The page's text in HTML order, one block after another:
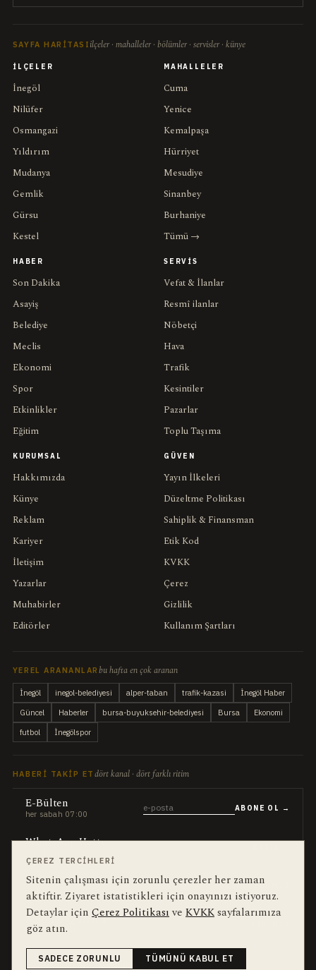
SAYFA HARITASI ilçeler · mahalleler · bölümler · servisler · künye
İLÇELER
İnegöl
Nilüfer
Osmangazi
Yıldırım
Mudanya
Gemlik
Gürsu
Kestel
MAHALLELER
Cuma
Yenice
Kemalpaşa
Hürriyet
Mesudiye
Sinanbey
Burhaniye
Tümü →
HABER
Son Dakika
Asayiş
Belediye
Meclis
Ekonomi
Spor
Etkinlikler
Eğitim
SERVIS
Vefat & İlanlar
Resmî ilanlar
Nöbetçi
Hava
Trafik
Kesintiler
Pazarlar
Toplu Taşıma
KURUMSAL
Hakkımızda
Künye
Reklam
Kariyer
İletişim
Yazarlar
Muhabirler
Editörler
GÜVEN
Yayın İlkeleri
Düzeltme Politikası
Sahiplik & Finansman
Etik Kod
KVKK
Çerez
Gizlilik
Kullanım Şartları
YEREL ARANANLAR bu hafta en çok aranan
İnegöl inegol-belediyesi alper-taban trafik-kazasi
İnegöl Haber
Güncel
Haberler bursa-buyuksehir-belediyesi Bursa
Ekonomi
futbol
İnegölspor
HABERI TAKIP ETdört kanal · dört farklı ritim
E-Bülten
her sabah 07:00
ABONE OL →
WhatsApp Hattı
Push Bildirim
sadece önemliler
DESTEKLENMEZ
Mobil Uygulama
iOS · Android
2026 Okur Medya Yayıncılık A.Ş. Tüm hakları saklıdır.Haberler NewsArticle
ÇEREZ TERCIHLERI
Sitenin çalışması için zorunlu çerezler her zaman
aktiftir. Ziyaret istatistikleri için onayınızı istiyoruz.
Detaylar için Çerez Politikasıve KVKKsayfalarımıza
göz atın.
SADECE ZORUNLU TÜMÜNÜ KABUL ET